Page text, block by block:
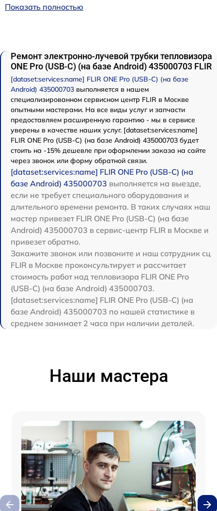
Показать полностью
Ремонт электронно-лучевой трубки тепловизора
ONE Pro (USB-C) (на базе Android) 435000703 FLIR
[dataset:services:name] FLIR ONE Pro (USB-C) (на базе
Android) 435000703 выполняется в нашем
специализированном сервисном центр FLIR в Москве
опытными мастерами. На все виды услуг и запчасти
предоставляем расширенную гарантию - мы в сервисе
уверены в качестве наших услуг. [dataset:services:name]
FLIR ONE Pro (USB-C) (на базе Android) 435000703 будет
стоить на -15% дешевле при оформлении заказа на сайте
через звонок или форму обратной связи.
[dataset:services:name] FLIR ONE Pro (USB-C) (на
базе Android) 435000703 выполняется на выезде,
если не требует специального оборудования и
длительного времени ремонта. В таких случаях наш
мастер привезет FLIR ONE Pro (USB-C) (на базе
Android) 435000703 в сервис-центр FLIR в Москве и
привезет обратно.
Закажите звонок или позвоните и наш сотрудник сц
FLIR в Москве проконсультирует и рассчитает
стоимость работ над тепловизора FLIR ONE Pro
(USB-C) (на базе Android) 435000703.
[dataset:services:name] FLIR ONE Pro (USB-C) (на
базе Android) 435000703 по нашей статистике в
среднем занимает 2 часа при наличии деталей.
Наши мастера